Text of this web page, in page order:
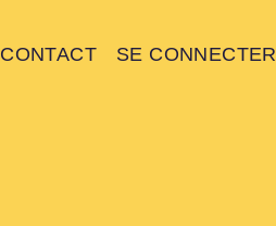
CONTACT SE CONNECTER